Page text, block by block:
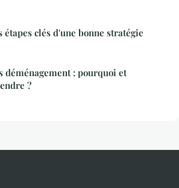
étapes clés d'une bonne stratégie
déménagement : pourquoi et
?